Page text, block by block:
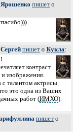
Ярошенко пишет о
пишет о Кукла:
контраст
и изображения.
с талантом актрисы.
это одна из Ваших
работ (ИМХО).
пишет о